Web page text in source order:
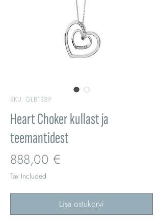
SKU: GLB1339
Heart Choker kullast ja
teemantidest
888,00 €
Tax Included
Lisa ostukorvi